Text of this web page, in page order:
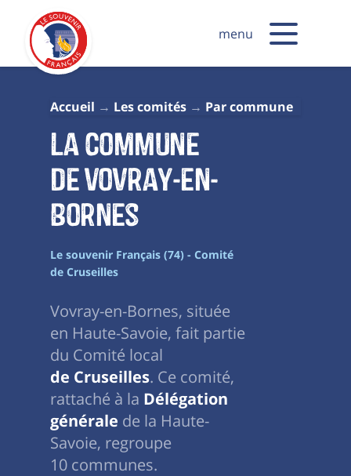
menu
Accueil Les comités Par commune
La commune
de Vovray-en-
Bornes
Le souvenir Français (74) - Comité
de Cruseilles
Vovray-en-Bornes, située
en Haute-Savoie, fait partie
du Comité local
de Cruseilles. Ce comité,
rattaché à la Délégation
générale de la Haute-
Savoie, regroupe
10 communes.